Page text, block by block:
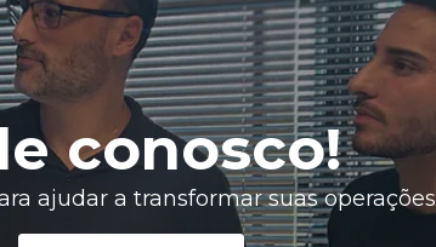
conosco!
ajudar a transformar suas operações